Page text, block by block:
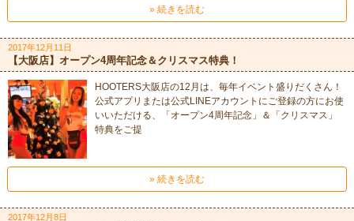
» 続きを読む
2017年12月11日
【大阪店】オープン4周年記念＆クリスマス特典！
HOOTERS大阪店の12月は、毎年イベント盛りだくさん！
公式アプリまたは公式LINEアカウントにご登録の方にお使
いいただける、「オープン4周年記念」＆「クリスマス」
特典をご提
» 続きを読む
2017年12月8日